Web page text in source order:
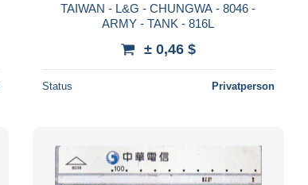
TAIWAN - L&G - CHUNGWA - 8046 -
ARMY - TANK - 816L
± 0,46 $
Status Privatperson